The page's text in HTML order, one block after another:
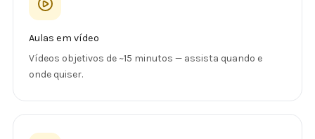
Aulas em vídeo
Vídeos objetivos de ~15 minutos — assista quando e
onde quiser.